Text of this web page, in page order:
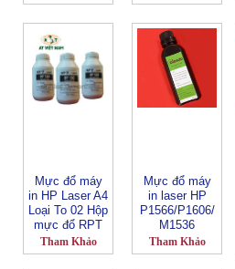
Mực đổ máy
in HP Laser A4
Loại To 02 Hộp
mực đổ RPT
Tham Khảo
Mực đổ máy
in laser HP
P1566/P1606/
M1536
Tham Khảo